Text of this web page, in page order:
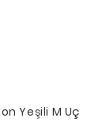
Yeşili M Uç